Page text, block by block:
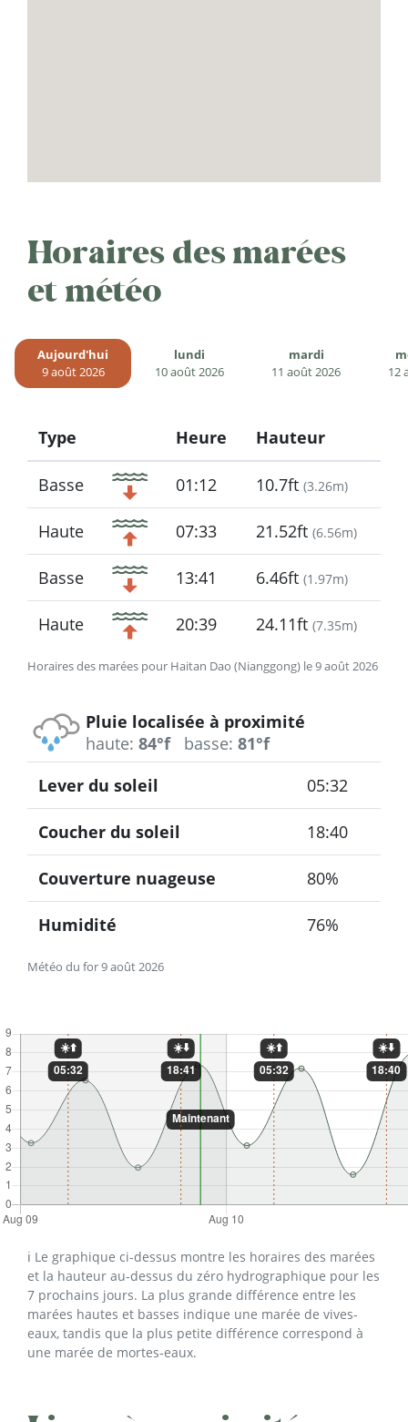
Horaires des marées
et météo
Aujourd'hui
9 août 2026
lundi
10 août 2026
mardi
11 août 2026
12
Horaires des marées pour Haitan Dao (Nianggong) le 9 août 2026
Type
Icon
Heure Hauteur
Basse 01:12 10.7ft (3.26m)
Haute 07:33 21.52ft (6.56m)
Basse 13:41 6.46ft (1.97m)
Haute 20:39 24.11ft (7.35m)
Pluie localisée à proximité
haute: 84°f basse: 81°f
Météo du for 9 août 2026
Lever du soleil 05:32
Coucher du soleil 18:40
Couverture nuageuse 80%
Humidité 76%
ℹ️ Le graphique ci-dessus montre les horaires des marées
et la hauteur au-dessus du zéro hydrographique pour les
7 prochains jours. La plus grande différence entre les
marées hautes et basses indique une marée de vives-
eaux, tandis que la plus petite différence correspond à
une marée de mortes-eaux.